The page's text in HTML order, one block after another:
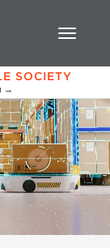
SOCIETY
→